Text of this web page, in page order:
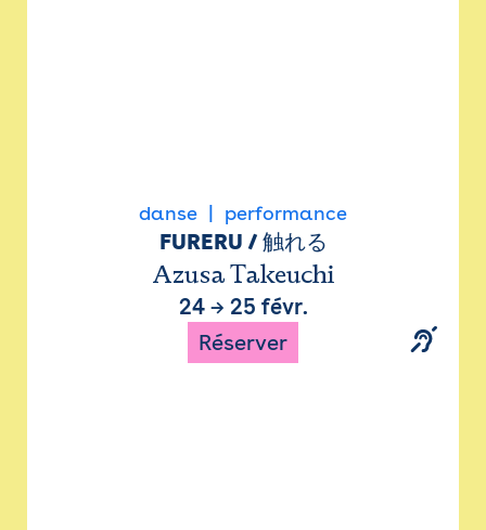
danse performance
FURERU / 触れる
Azusa Takeuchi
24→ 25 févr.
Réserver